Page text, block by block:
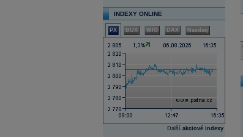
INDEXY ONLINE
PX BUX WIG DAX Nasdaq
Další akciové indexy